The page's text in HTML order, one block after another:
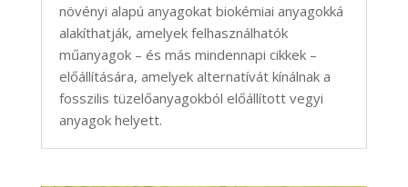
növényi alapú anyagokat biokémiai anyagokká
alakíthatják, amelyek felhasználhatók
műanyagok – és más mindennapi cikkek –
előállítására, amelyek alternatívát kínálnak a
fosszilis tüzelőanyagokból előállított vegyi
anyagok helyett.